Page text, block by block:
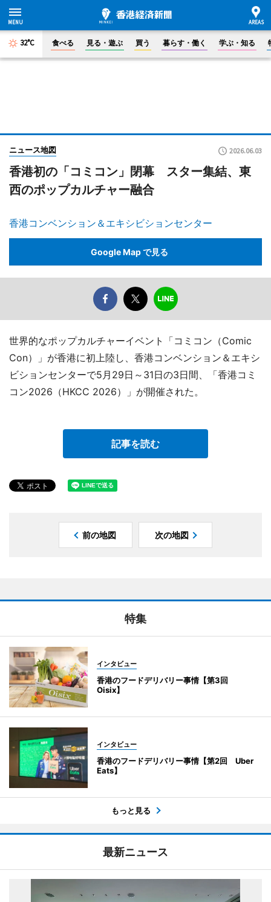
32°C 食べる 見る・遊ぶ 買う 暮らす・働く 学ぶ・知る
ニュース地図 2026.06.03
香港初の「コミコン」閉幕 スター集結、東
西のポップカルチャー融合
香港コンベンション＆エキシビションセンター
Google Map で見る
世界的なポップカルチャーイベント「コミコン（Comic
Con）」が香港に初上陸し、香港コンベンション＆エキシ
ビションセンターで5月29日～31日の3日間、「香港コミ
コン2026（HKCC 2026）」が開催された。
記事を読む
前の地図 次の地図
特集
インタビュー
香港のフードデリバリー事情【第3回
Oisix】
インタビュー
香港のフードデリバリー事情【第2回 Uber
Eats】
もっと見る
最新ニュース